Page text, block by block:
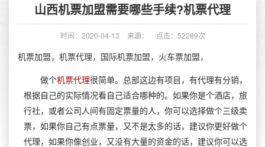
山西机票加盟需要哪些手续?机票代理
时间：2020-04-13 来源： 点击：52289次
机票加盟，机票代理，国际机票加盟，火车票加盟，
做个机票代理很简单。总部这边有项目，有代理有分销，
根据自己的实际情况看自己适合哪种的。如果你是个酒店，旅
行社，或者公司人间有固定票量的人，你可以选择做个三级卖
票，如果你自己有点票量，又不是太多的话，建议你更好做个
代理，如果你像创业，又没有大量的资金的话，建议你可以选